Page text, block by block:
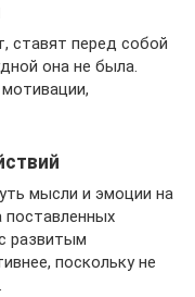
ставят перед собой
она не была.
мысли и эмоции на
поставленных
развитым
поскольку не